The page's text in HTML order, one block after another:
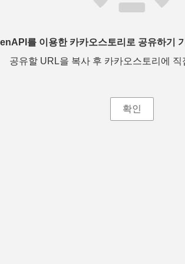
를 이용한 카카오스토리로 공유하기
공유할 URL을 복사 후 카카오스토리에 직
확인